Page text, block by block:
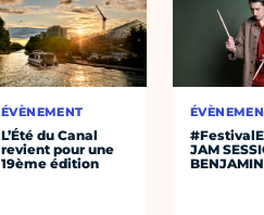
ÉVÈNEMENT
L’Été du Canal
revient pour une
19ème édition
JAM